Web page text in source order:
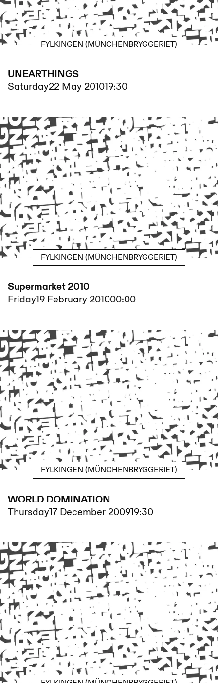
FYLKINGEN (MÜNCHENBRYGGERIET)
UNEARTHINGS
Saturday22 May 201019:30
FYLKINGEN (MÜNCHENBRYGGERIET)
Supermarket 2010
Friday19 February 201000:00
FYLKINGEN (MÜNCHENBRYGGERIET)
WORLD DOMINATION
Thursday17 December 200919:30